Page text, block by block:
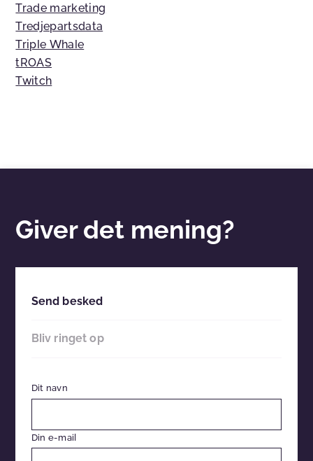
Trade marketing
Tredjepartsdata
Triple Whale
tROAS
Twitch
Giver det mening?
Send besked
Bliv ringet op
Dit navn
Din e-mail